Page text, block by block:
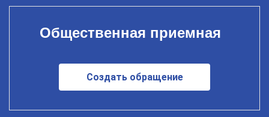
Общественная приемная
Создать обращение